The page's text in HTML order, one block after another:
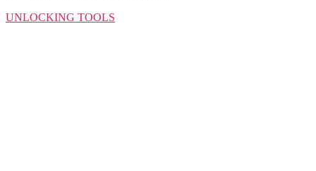
UNLOCKING TOOLS